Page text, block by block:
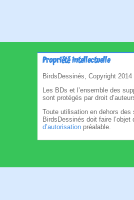
Propriété intellectuelle
BirdsDessinés, Copyright 2014
Les BDs et l’ensemble des
sont protégés par droit
Toute utilisation en dehors des
BirdsDessinés doit faire l’objet
d’autorisation préalable.